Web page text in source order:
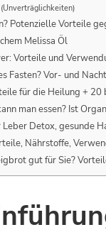
Potenzielle Vorteile
Melissa Öl
Vorteile und
Fasten? Vor- und
für die Heilung +
man essen? Ist
Leber Detox, gesunde
Nährstoffe,
gut für Sie?